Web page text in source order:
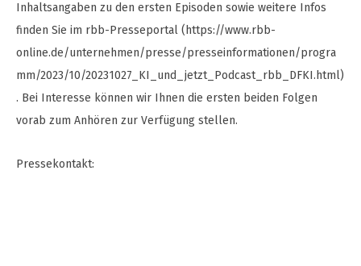
Inhaltsangaben zu den ersten Episoden sowie weitere Infos
finden Sie im rbb-Presseportal (https://www.rbb-
online.de/unternehmen/presse/presseinformationen/progra
mm/2023/10/20231027_KI_und_jetzt_Podcast_rbb_DFKI.html)
. Bei Interesse können wir Ihnen die ersten beiden Folgen
vorab zum Anhören zur Verfügung stellen.
Pressekontakt: